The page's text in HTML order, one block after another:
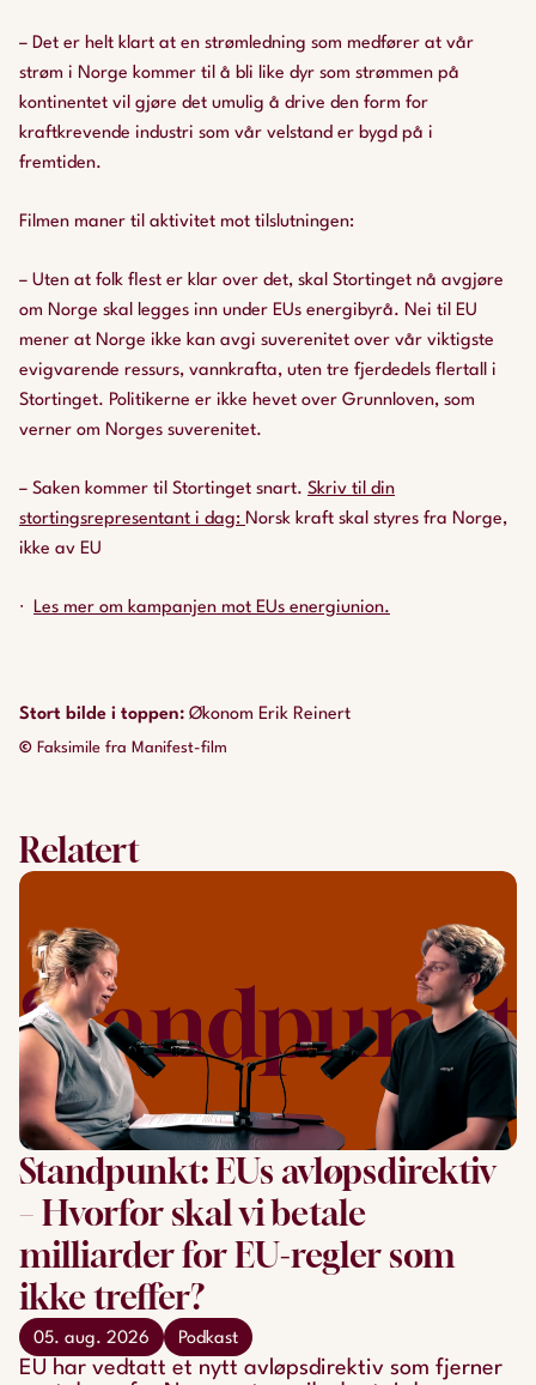
– Det er helt klart at en strømledning som medfører at vår
strøm i Norge kommer til å bli like dyr som strømmen på
kontinentet vil gjøre det umulig å drive den form for
kraftkrevende industri som vår velstand er bygd på i
fremtiden.
Filmen maner til aktivitet mot tilslutningen:
– Uten at folk flest er klar over det, skal Stortinget nå avgjøre
om Norge skal legges inn under EUs energibyrå. Nei til EU
mener at Norge ikke kan avgi suverenitet over vår viktigste
evigvarende ressurs, vannkrafta, uten tre fjerdedels flertall i
Stortinget. Politikerne er ikke hevet over Grunnloven, som
verner om Norges suverenitet.
– Saken kommer til Stortinget snart. Skriv til din
stortingsrepresentant i dag: Norsk kraft skal styres fra Norge,
ikke av EU
Les mer om kampanjen mot EUs energiunion.
Stort bilde i toppen: Økonom Erik Reinert
© Faksimile fra Manifest-film
Relatert
Standpunkt: EUs avløpsdirektiv
– Hvorfor skal vi betale
milliarder for EU-regler som
ikke treffer?
05. aug. 2026 Podkast
EU har vedtatt et nytt avløpsdirektiv som fjerner